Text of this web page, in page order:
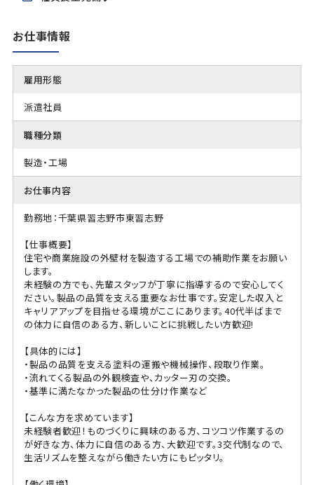
お仕事情報
雇用形態
派遣社員
職種分類
製造・工場
お仕事内容
勤務地：千葉県習志野市東習志野
【仕事概要】
住宅や商業施設の外壁材を製造する工場での補助作業をお願い
します。
未経験の方でも、先輩スタッフが丁寧に指導するので安心してく
ださい。製品の品質を支える重要なお仕事です。安定した収入と
キャリアアップを目指せる環境がここにあります。40代半ばまで
の体力に自信のある方、新しいことに挑戦したい方歓迎!
【具体的には】
・製品の品質を支える塗料の運搬や機械操作、段取り作業。
・流れてくる製品の外観検査や、カッター刃の交換。
・基準に満たなかった製品の仕分け作業など
【こんな方を求めています】
未経験者歓迎！ものづくりに興味のある方、コツコツ作業するの
が好きな方、体力に自信のある方、大歓迎です。3交代制なので、
生活リズムを整えながら働きたい方にもピッタリ。